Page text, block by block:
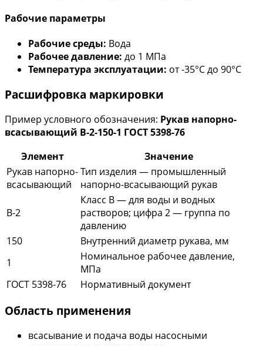
Рабочие параметры
Рабочие среды: Вода
Рабочее давление: до 1 МПа
Температура эксплуатации: от -35°С до 90°С
Расшифровка маркировки
Пример условного обозначения: Рукав напорно-
всасывающий В-2-150-1 ГОСТ 5398-76
Элемент
Значение
Рукав напорно-
всасывающий
Тип изделия — промышленный
напорно-всасывающий рукав
В-2
Класс В — для воды и водных
растворов; цифра 2 — группа по
давлению
150
Внутренний диаметр рукава, мм
1
Номинальное рабочее давление,
МПа
ГОСТ 5398-76
Нормативный документ
Область применения
всасывание и подача воды насосными